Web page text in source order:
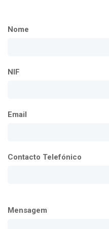
Nome
NIF
Email
Contacto Telefónico
Mensagem